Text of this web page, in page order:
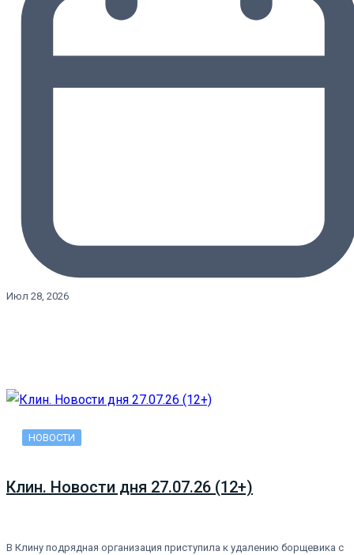
Июл 28, 2026
НОВОСТИ
Клин. Новости дня 27.07.26 (12+)
В Клину подрядная организация приступила к удалению борщевика с